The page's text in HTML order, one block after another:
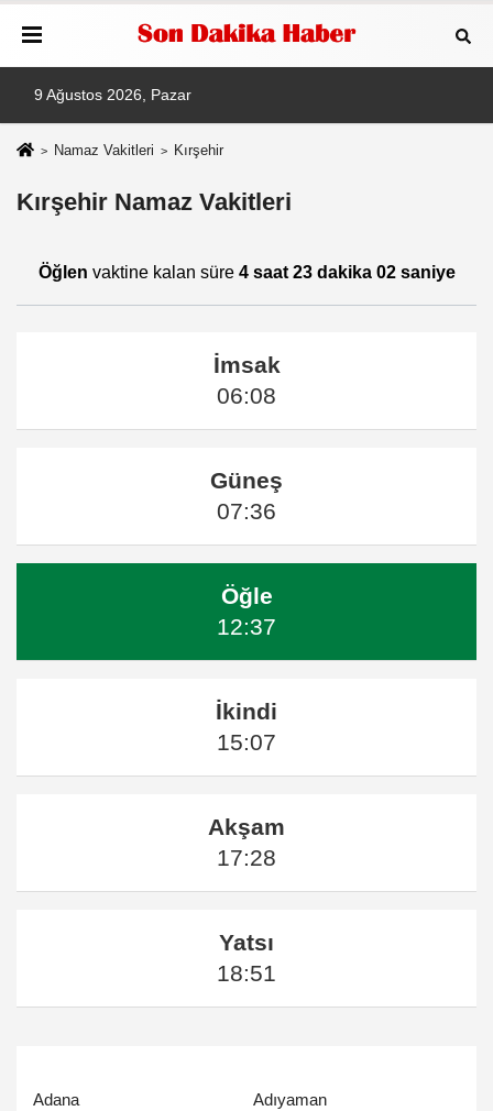
9 Ağustos 2026, Pazar
Namaz Vakitleri Kırşehir
Kırşehir Namaz Vakitleri
Öğlen vaktine kalan süre 4 saat 23 dakika 02 saniye
İmsak
06:08
Güneş
07:36
Öğle
12:37
İkindi
15:07
Akşam
17:28
Yatsı
18:51
Adana
Adıyaman